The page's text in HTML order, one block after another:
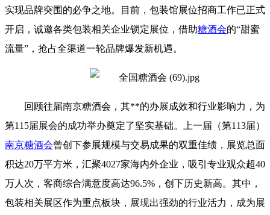
实现品牌突围的必争之地。目前，包装馆展位招商工作已正式
开启，诚邀各类包装相关企业锁定展位，借助糖酒会的“甜蜜
流量”，抢占全渠道一轮品牌爆发新机遇。
回顾往届南京糖酒会 ，其**的办展成效和行业影响力，为
第115届展会的成功举办奠定了坚实基础。上一届（第113届）
南京糖酒会曾创下参展规模与交易成果的双重佳绩，展览总面
积达20万平方米，汇聚4027家海内外企业，吸引专业观众超40
万人次，客商综合满意度高达96.5%，创下历史新高。其中，
包装相关展区作为重点板块，展现出强劲的行业活力，成为展